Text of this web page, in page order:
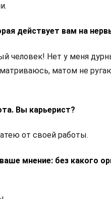
действует вам на
человек! Нет у меня
матом не
Вы карьерист?
от своей работы.
мнение: без какого